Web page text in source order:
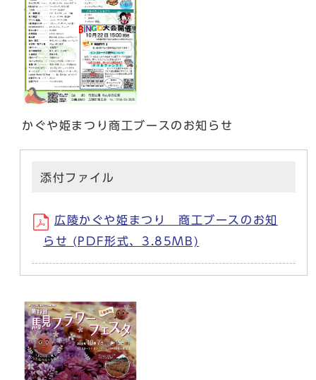
かぐや姫まつり商工ブースのお知らせ
添付ファイル
広陵かぐや姫まつり 商工ブースのお知
らせ (PDF形式、3.85MB)